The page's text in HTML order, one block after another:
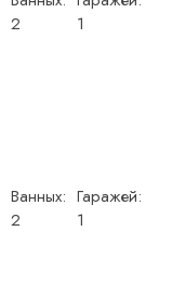
2
1
Ванных:
2
Гаражей:
1